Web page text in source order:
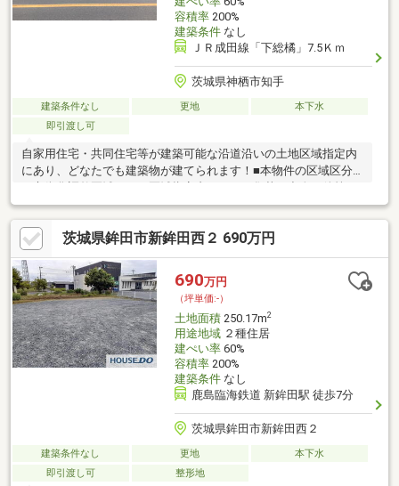
容積率200%
建築条件なし
ＪＲ成田線「下総橘」7.5Ｋｍ
茨城県神栖市知手
建築条件なし 更地
本下水
即引渡し可
自家用住宅・共同住宅等が建築可能な沿道沿いの土地区域指定内
にあり、どなたでも建築物が建てられます！■本物件の区域区分
は市街化調整区域ですが区域指定内のため、集落の出身要件等を
問わずどなたでも購入可能です。また、市街化区域依存型集落に
あり、第二種低層住居専用地域に建築可能な建築物が建てられま
す。 ■確定測量実施済み■ミニストップ神栖日川店まで徒歩2
分
茨城県鉾田市新鉾田西２ 690万円
690万円
（坪単価:-）
土地面積250.17m2
用途地域２種住居
建ぺい率60%
容積率200%
建築条件なし
鹿島臨海鉄道 新鉾田駅 徒歩7分
茨城県鉾田市新鉾田西２
建築条件なし 更地
本下水
即引渡し可
整形地